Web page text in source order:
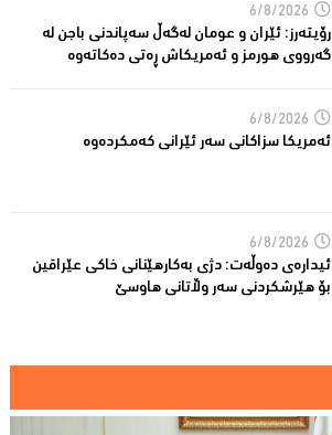
6/8/2026
رۆیتەرز: ئێران و عومان لەگەڵ سەپاندنی باجن لە
گەرووی هورمز و ئەمریکاش ڕەتی دەکاتەوە
6/8/2026
ئه‌مریكا سزاكانی سه‌ر ئێرانی كه‌مكرده‌وه‌
6/8/2026
ئیدارەى دەوڵەت: دژى بەکارهێنانى خاکی عێراقین
بۆ هێرشکردنى سەر وڵاتانی هاوسێ